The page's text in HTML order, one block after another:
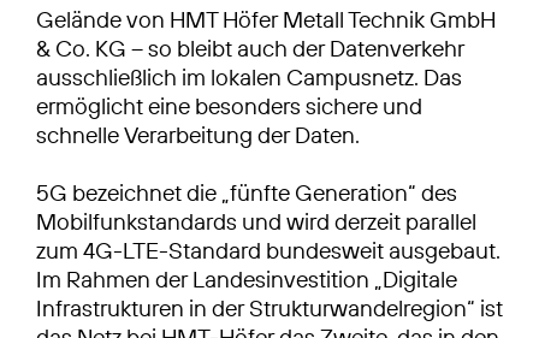
Gelände von HMT Höfer Metall Technik GmbH
& Co. KG – so bleibt auch der Datenverkehr
ausschließlich im lokalen Campusnetz. Das
ermöglicht eine besonders sichere und
schnelle Verarbeitung der Daten.
5G bezeichnet die „fünfte Generation“ des
Mobilfunkstandards und wird derzeit parallel
zum 4G-LTE-Standard bundesweit ausgebaut.
Im Rahmen der Landesinvestition „Digitale
Infrastrukturen in der Strukturwandelregion“ ist